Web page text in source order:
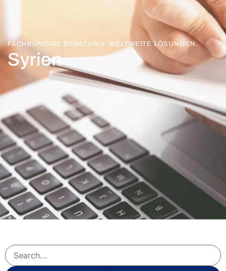
FACHKUNDIGE BERATUNG. WELTWEITE LÖSUNGEN.
Syrien